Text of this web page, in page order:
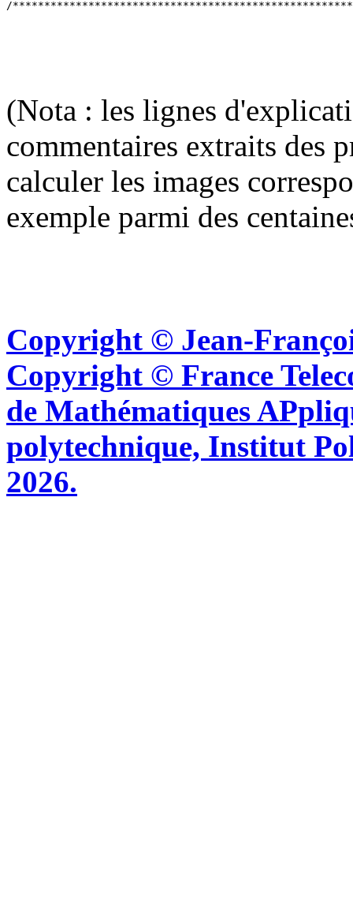
(Nota : les lignes
commentaires extraits des
calculer les images
exemple parmi des
Copyright © Jean-
Copyright © France
de Mathématiques
polytechnique, Institut
2026.